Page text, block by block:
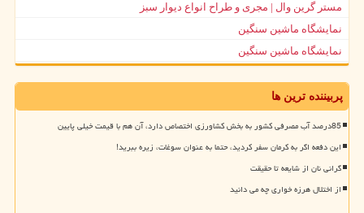
مستر گرین وال | مجری و طراح انواع دیوار سبز
نمایشگاه ماشین سنگین
نمایشگاه ماشین سنگین
پربیننده ترین ها
85درصد آب مصرفی کشور به بخش کشاورزی اختصاص دارد، آن هم با قیمت خیلی پایین
این دفعه اگر به کرمان سفر کردید، حتما به عنوان سوغات، زیره ببرید!
گرانی نان از شایعه تا حقیقت
از اختلال هرزه خواری چه می دانید